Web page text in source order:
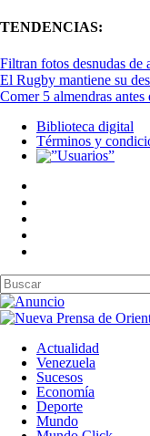
TENDENCIAS:
Filtran fotos desnudas
El Rugby mantiene su
Comer 5 almendras
Biblioteca digital
Términos y
Actualidad
Venezuela
Sucesos
Economía
Deporte
Mundo